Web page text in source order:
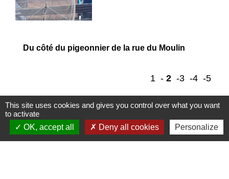
Du côté du pigeonnier de la rue du Moulin
1 - 2 -3 -4 -5
Contacts
This site uses cookies and gives you control over what you want
to activate
OK, accept all
Deny all cookies Personalize